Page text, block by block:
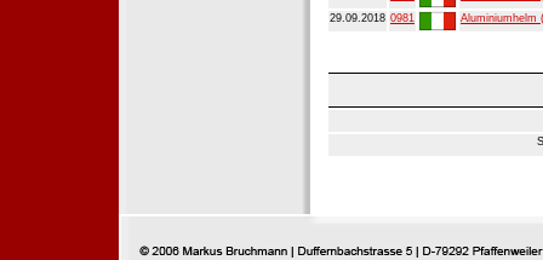
29.09.2018 0981 Aluminiumhelm